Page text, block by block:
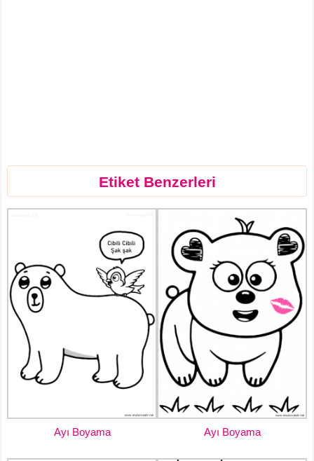
Etiket Benzerleri
Ayı Boyama Ayı Boyama